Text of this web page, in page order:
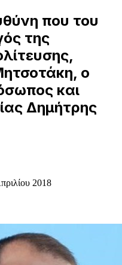
που του
της
ο
και
Δημήτρης
2018